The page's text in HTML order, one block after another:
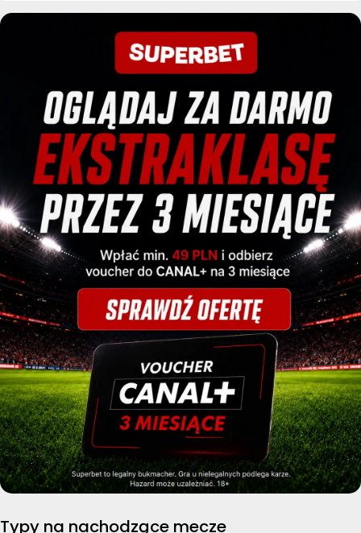
Typy na nachodzące mecze